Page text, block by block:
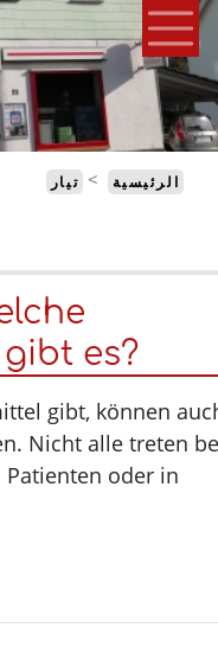
الرئيسية تيار
es?
gibt, können
Nicht alle treten
Patienten oder in